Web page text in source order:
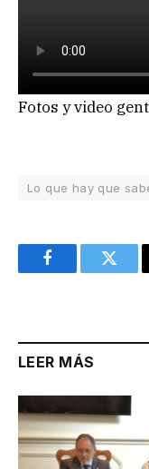
Fotos y video
Lo que hay que
Facebook
LEER MÁS